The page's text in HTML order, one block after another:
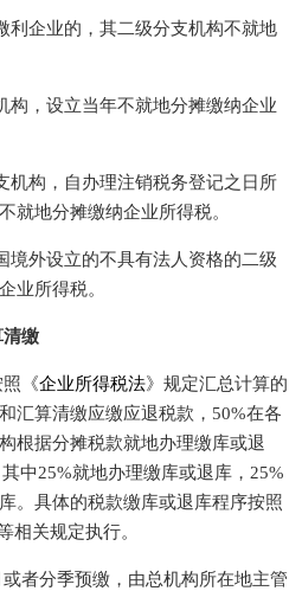
企业的，其二级分支机构不就地
，设立当年不就地分摊缴纳企业
构，自办理注销税务登记之日所
就地分摊缴纳企业所得税。
外设立的不具有法人资格的二级
业所得税。
清缴
《企业所得税法》规定汇总计算的
汇算清缴应缴应退税款，50%在各
根据分摊税款就地办理缴库或退
中25%就地办理缴库或退库，25%
。具体的税款缴库或退库程序按照
相关规定执行。
分季预缴，由总机构所在地主管